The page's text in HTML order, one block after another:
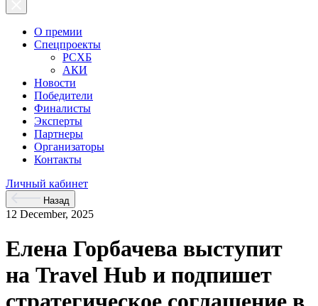
О премии
Спецпроекты
РСХБ
АКИ
Новости
Победители
Финалисты
Эксперты
Партнеры
Организаторы
Контакты
Личный кабинет
Назад
12 December, 2025
Елена Горбачева выступит
на Travel Hub и подпишет